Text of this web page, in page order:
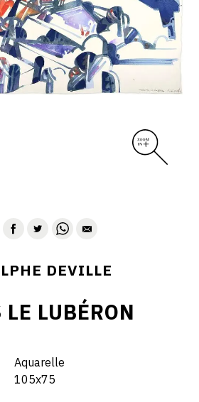
DEVILLE
LE LUBÉRON
Aquarelle
105x75